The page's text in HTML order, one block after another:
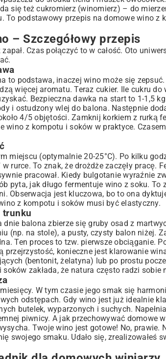
się też cukromierz (winomierz) – do
podstawowy przepis na domowe wino z
– Szczegółowy przepis
Czas połączyć to w całość. Oto
to podstawa, inaczej wino może się
więcej aromatu. Teraz cukier. Ile cukru do
Bezpieczna dawka na start to 1-1,5
i ostudzony wlej do balona. Następnie
4/5 objętości. Zamknij korkiem z rurką
wino z kompotu i soków w praktyce.
miejscu (optymalnie 20-25°C). Po kilku
rurce. To znak, że drożdże zaczęły pracę.
pracował. Kiedy bulgotanie wyraźnie
pyta, jak długo fermentuje wino z soku. To
Obserwacja jest kluczowa, bo to ona
z kompotu i soków musi być elastyczny.
trunku
balona zbierze się gruby osad z
(np. na stole), a pusty, czysty balon niżej.
Ten proces to tzw. pierwsze obciąganie.
przejrzystość, konieczne jest klarowanie
(bentonit, żelatyna) lub po prostu
zakłada, że natura często radzi sobie
W tym czasie jego smak się
odstępach. Gdy wino jest już idealnie
butelek, wyparzonych i suchych.
piwnicy. A jak przechowywać domowe
Twoje wino jest gotowe! No, prawie.
swojego smaku. Udało się, zrealizowałeś